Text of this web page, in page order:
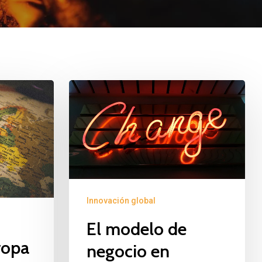
El
modelo
de
negocio
en
tiempos
Coronavirus.
Innovación global
El modelo de
negocio en